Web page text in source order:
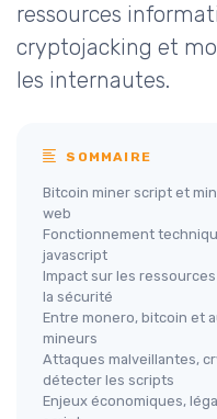
ressources
cryptojacking et
les internautes.
SOMMAIRE
Bitcoin miner script et
web
Fonctionnement
javascript
Impact sur les
la sécurité
Entre monero, bitcoin et
mineurs
Attaques malveillantes,
détecter les scripts
Enjeux économiques,